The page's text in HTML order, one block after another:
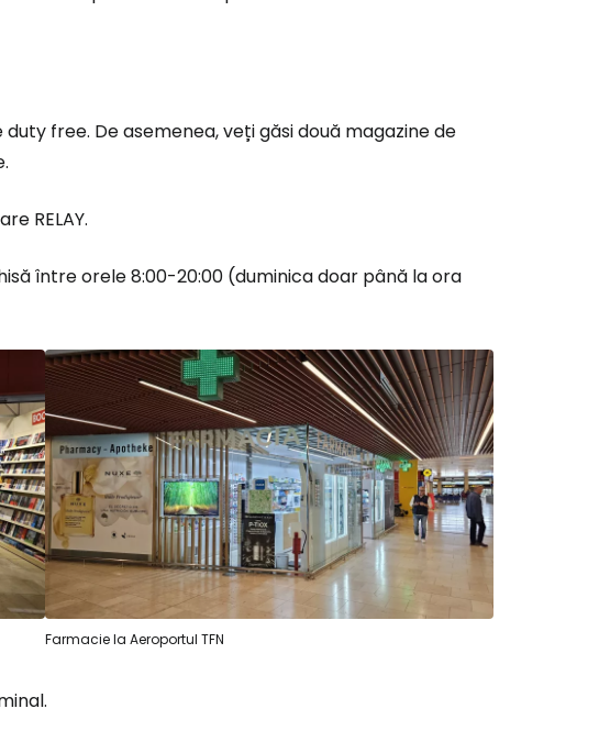
duty free. De asemenea, veți găsi două magazine de
RELAY.
între orele 8:00-20:00 (duminica doar până la ora
Farmacie la Aeroportul TFN
vă la Cestee
a călătorilor